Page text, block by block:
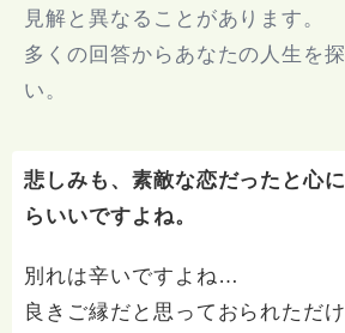
見解と異なることがあります。
多くの回答からあなたの人生を
い。
悲しみも、素敵な恋だったと心
らいいですよね。
別れは辛いですよね…
良きご縁だと思っておられただ